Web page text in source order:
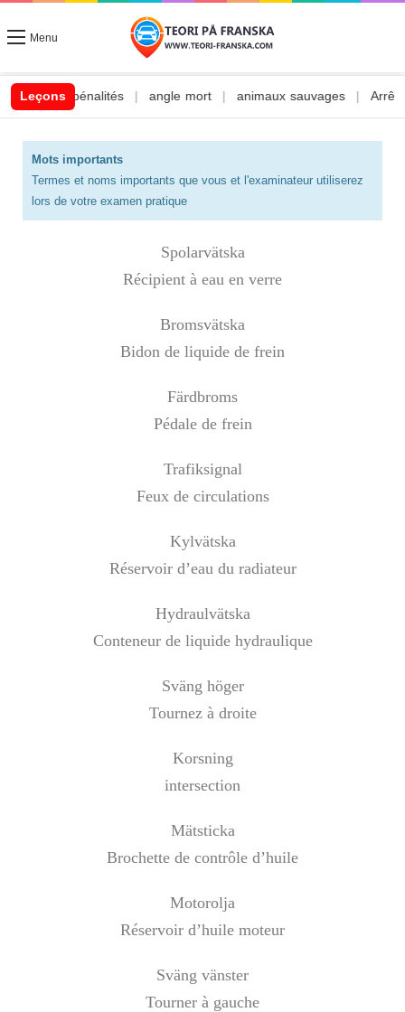
Menu
Leçons
et pénalités | angle mort animaux sauvages | Arrêt et
Mots importants
Termes et noms importants que vous et l'examinateur utiliserez
lors de votre examen pratique
Spolarvätska
Récipient à eau en verre
Bromsvätska
Bidon de liquide de frein
Färdbroms
Pédale de frein
Trafiksignal
Feux de circulations
Kylvätska
Réservoir d’eau du radiateur
Hydraulvätska
Conteneur de liquide hydraulique
Sväng höger
Tournez à droite
Korsning
intersection
Mätsticka
Brochette de contrôle d’huile
Motorolja
Réservoir d’huile moteur
Sväng vänster
Tourner à gauche